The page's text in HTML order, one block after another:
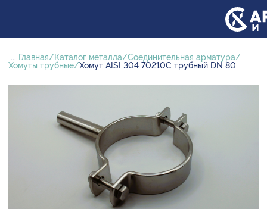
... Главная Каталог металла
Соединительная арматура
Хомуты трубные Хомут AISI 304 70210С трубный DN 80